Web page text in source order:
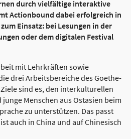
durch vielfältige interaktive
Actionbound dabei erfolgreich in
Einsatz: bei Lesungen in der
oder dem digitalen Festival
mit Lehrkräften sowie
drei Arbeitsbereiche des Goethe-
sind es, den interkulturellen
Menschen aus Ostasien beim
zu unterstützen. Das passt
auch in China und auf Chinesisch